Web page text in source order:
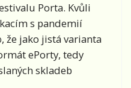
Porta. Kvůli
s pandemií
že jako jistá varianta
ePorty, tedy
skladeb